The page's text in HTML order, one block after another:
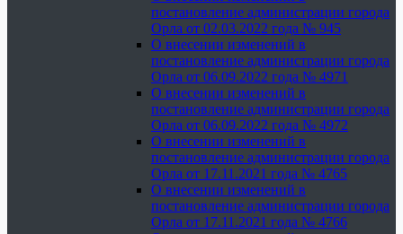
постановление администрации города
Орла от 02.03.2022 года № 945
О внесении изменений в
постановление администрации города
Орла от 06.09.2022 года № 4971
О внесении изменений в
постановление администрации города
Орла от 06.09.2022 года № 4972
О внесении изменений в
постановление администрации города
Орла от 17.11.2021 года № 4765
О внесении изменений в
постановление администрации города
Орла от 17.11.2021 года № 4766